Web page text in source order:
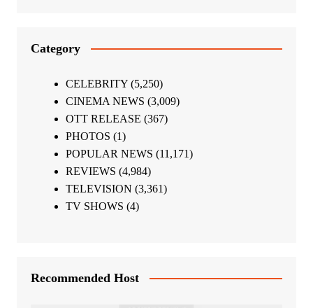
Category
CELEBRITY(5,250)
CINEMA NEWS (3,009)
OTT RELEASE (367)
PHOTOS (1)
POPULAR NEWS (11,171)
REVIEWS (4,984)
TELEVISION (3,361)
TV SHOWS (4)
Recommended Host